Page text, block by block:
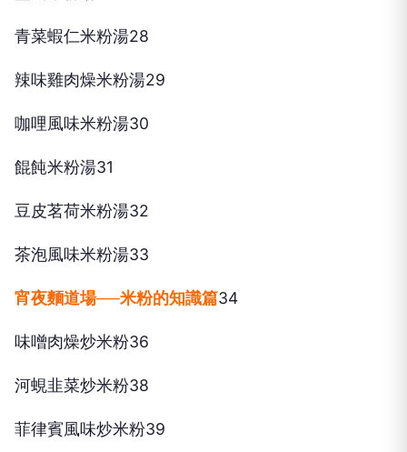
青菜蝦仁米粉湯28
辣味雞肉燥米粉湯29
咖哩風味米粉湯30
餛飩米粉湯31
豆皮茗荷米粉湯32
茶泡風味米粉湯33
宵夜麵道場──米粉的知識篇34
味噌肉燥炒米粉36
河蜆韭菜炒米粉38
菲律賓風味炒米粉39